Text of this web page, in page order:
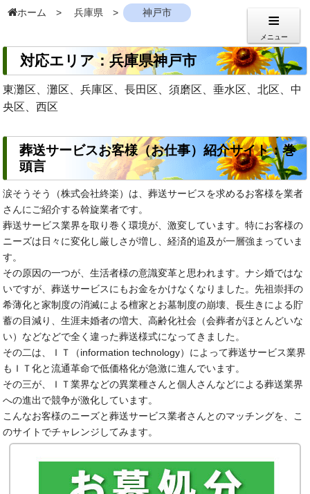
メニュー
ホーム 兵庫県 神戸市
対応エリア：兵庫県神戸市
東灘区、灘区、兵庫区、長田区、須磨区、垂水区、北区、中
央区、西区
葬送サービスお客様（お仕事）紹介サイト：巻
頭言
涙そうそう（株式会社終楽）は、葬送サービスを求めるお客様を業者
さんにご紹介する斡旋業者です。
葬送サービス業界を取り巻く環境が、激変しています。特にお客様の
ニーズは日々に変化し厳しさが増し、経済的追及が一層強まっていま
す。
その原因の一つが、生活者様の意識変革と思われます。ナシ婚ではな
いですが、葬送サービスにもお金をかけなくなりました。先祖崇拝の
希薄化と家制度の消滅による檀家とお墓制度の崩壊、長生きによる貯
蓄の目減り、生涯未婚者の増大、高齢化社会（会葬者がほとんどいな
い）などなどで全く違った葬送様式になってきました。
その二は、ＩＴ（information technology）によって葬送サービス業界
もＩＴ化と流通革命で低価格化が急激に進んでいます。
その三が、ＩＴ業界などの異業種さんと個人さんなどによる葬送業界
への進出で競争が激化しています。
こんなお客様のニーズと葬送サービス業者さんとのマッチングを、こ
のサイトでチャレンジしてみます。